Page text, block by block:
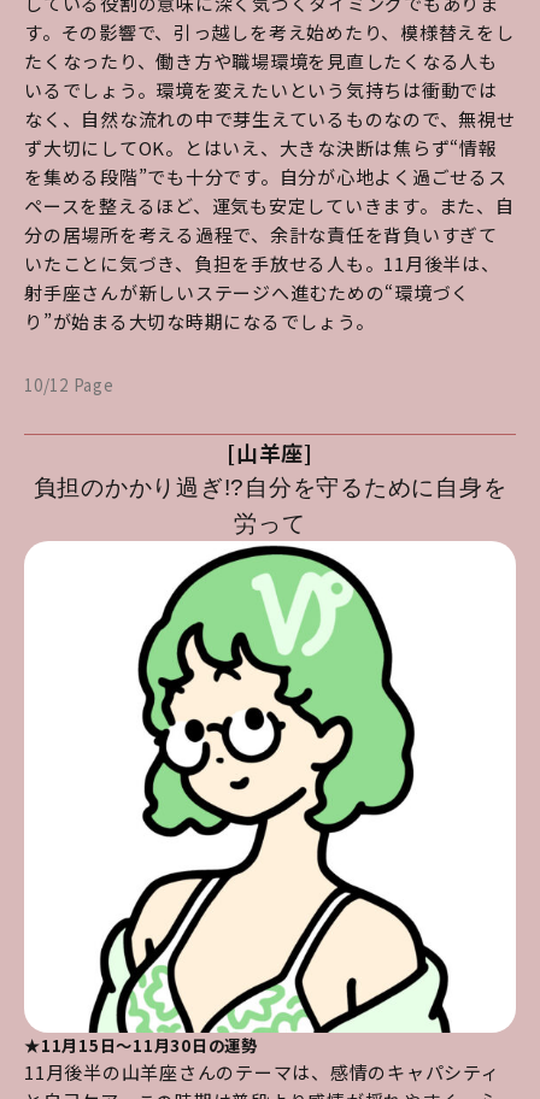
す。その影響で、引っ越しを考え始めたり、模様替えをし
たくなったり、働き方や職場環境を見直したくなる人も
いるでしょう。環境を変えたいという気持ちは衝動では
なく、自然な流れの中で芽生えているものなので、無視せ
ず大切にしてOK。とはいえ、大きな決断は焦らず“情報
を集める段階”でも十分です。自分が心地よく過ごせるス
ペースを整えるほど、運気も安定していきます。また、自
分の居場所を考える過程で、余計な責任を背負いすぎて
いたことに気づき、負担を手放せる人も。11月後半は、
射手座さんが新しいステージへ進むための“環境づく
り”が始まる大切な時期になるでしょう。
10/12 Page
[山羊座]
負担のかかり過ぎ!?自分を守るために自身を
労って
★11月15日～11月30日の運勢
11月後半の山羊座さんのテーマは、感情のキャパシティ